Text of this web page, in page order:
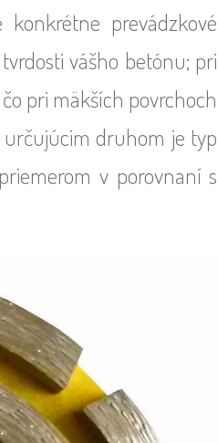
prevádzkové
vášho betónu; pri
pri mäkších povrchoch
druhom je typ
v porovnaní s